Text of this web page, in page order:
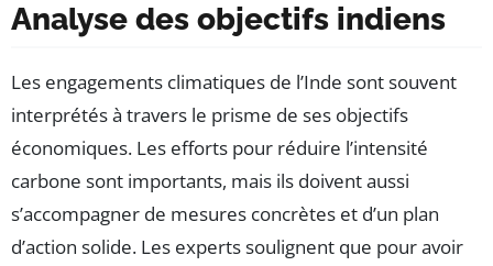
Analyse des objectifs indiens
Les engagements climatiques de l’Inde sont souvent
interprétés à travers le prisme de ses objectifs
économiques. Les efforts pour réduire l’intensité
carbone sont importants, mais ils doivent aussi
s’accompagner de mesures concrètes et d’un plan
d’action solide. Les experts soulignent que pour avoir